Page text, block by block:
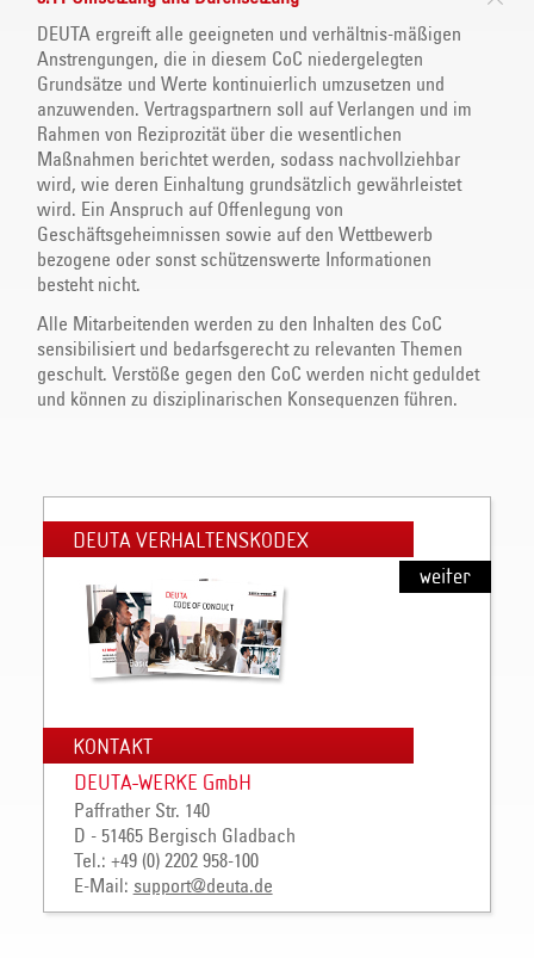
DEUTA ergreift alle geeigneten und verhältnis-mäßigen
Anstrengungen, die in diesem CoC niedergelegten
Grundsätze und Werte kontinuierlich umzusetzen und
anzuwenden. Vertragspartnern soll auf Verlangen und im
Rahmen von Reziprozität über die wesentlichen
Maßnahmen berichtet werden, sodass nachvollziehbar
wird, wie deren Einhaltung grundsätzlich gewährleistet
wird. Ein Anspruch auf Offenlegung von
Geschäftsgeheimnissen sowie auf den Wettbewerb
bezogene oder sonst schützenswerte Informationen
besteht nicht.
Alle Mitarbeitenden werden zu den Inhalten des CoC
sensibilisiert und bedarfsgerecht zu relevanten Themen
geschult. Verstöße gegen den CoC werden nicht geduldet
und können zu disziplinarischen Konsequenzen führen.
DEUTA VERHALTENSKODEX
weiter
KONTAKT
DEUTA-WERKE GmbH
Paffrather Str. 140
D - 51465 Bergisch Gladbach
Tel.: +49 (0) 2202 958-100
E-Mail: support@deuta.de